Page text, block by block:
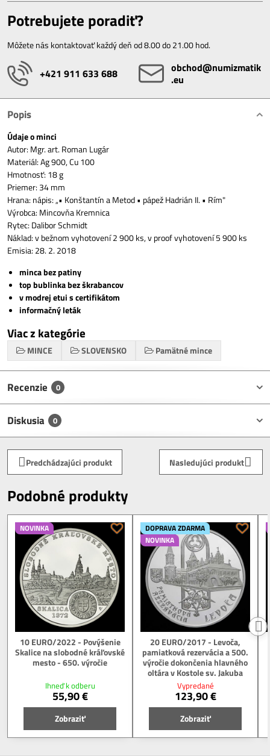
Potrebujete poradiť?
Môžete nás kontaktovať každý deň od 8.00 do 21.00 hod.
+421 911 633 688
obchod​@numizmatik​
.eu
Popis
Údaje o minci
Autor: Mgr. art. Roman Lugár
Materiál: Ag 900, Cu 100
Hmotnosť: 18 g
Priemer: 34 mm
Hrana: nápis: „• Konštantín a Metod • pápež Hadrián II. • Rím"
Výrobca: Mincovňa Kremnica
Rytec: Dalibor Schmidt
Náklad: v bežnom vyhotovení 2 900 ks, v proof vyhotovení 5 900 ks
Emisia: 28. 2. 2018
minca bez patiny
top bublinka bez škrabancov
v modrej etui s certifikátom
informačný leták
Viac z kategórie
MINCE SLOVENSKO Pamätné mince
Recenzie 0
Diskusia 0
Predchádzajúci produkt Nasledujúci produkt
Podobné produkty
NOVINKA
10 EURO/2022 - Povýšenie
Skalice na slobodné kráľovské
mesto - 650. výročie
Ihneď k odberu
55,90 €
Zobraziť
DOPRAVA ZDARMA
NOVINKA
20 EURO/2017 - Levoča,
pamiatková rezervácia a 500.
výročie dokončenia hlavného
oltára v Kostole sv. Jakuba
Vypredané
123,90 €
Zobraziť